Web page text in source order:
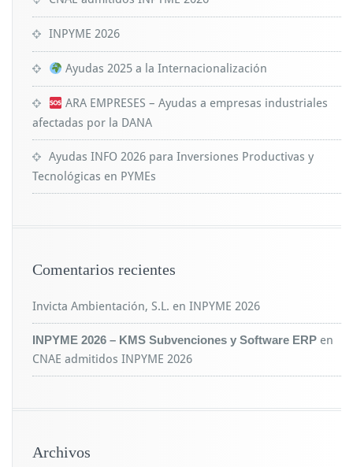
INPYME 2026
Ayudas 2025 a la Internacionalización
ARA EMPRESES – Ayudas a empresas industriales
afectadas por la DANA
Ayudas INFO 2026 para Inversiones Productivas y
Tecnológicas en PYMEs
Comentarios recientes
Invicta Ambientación, S.L. en INPYME 2026
INPYME 2026 – KMS Subvenciones y Software ERP en
CNAE admitidos INPYME 2026
Archivos